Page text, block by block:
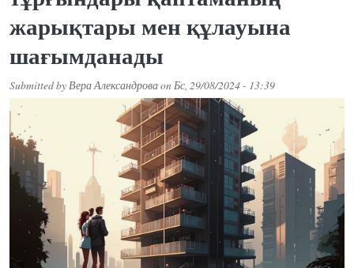
жарықтары мен құлауына
шағымданады
Submitted byВера АлександроваonБс, 29/08/2024 - 13:39